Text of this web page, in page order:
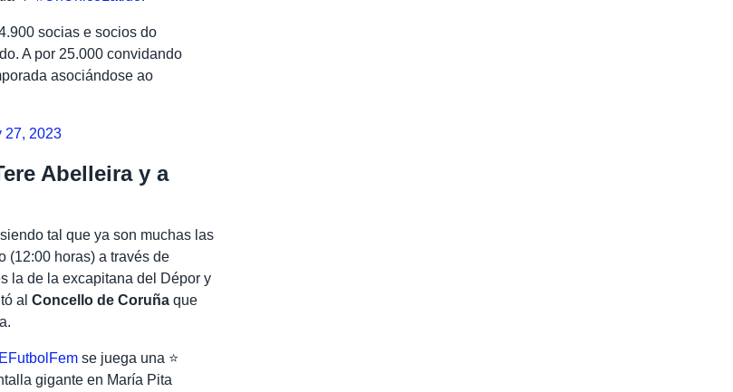
socias e socios do
A por 25.000 convidando
asociándose ao
27, 2023
Abelleira y a
tal que ya son muchas las
(12:00 horas) a través de
la de la excapitana del Dépor y
alConcello de Coruña que
se juega una ⭐
gigante en María Pita